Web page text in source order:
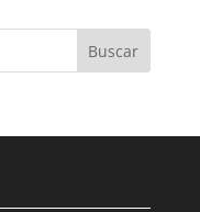
Buscar